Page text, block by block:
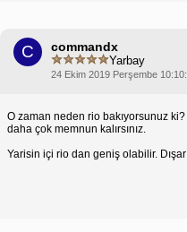
C commandx
Yarbay
24 Ekim 2019 Perşembe
O zaman neden rio bakıyorsunuz
daha çok memnun kalırsınız.
Yarisin içi rio dan geniş olabilir.